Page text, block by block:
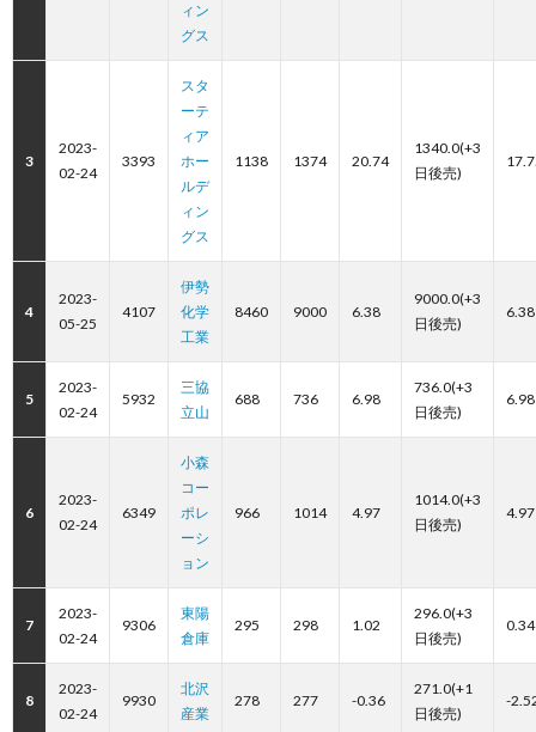
ィン
グス
3
2023-
02-24
3393
スタ
ーテ
ィア
ホー
ルデ
ィン
グス
1138 1374 20.74
1340.0(+3
日後売)
4
2023-
05-25
4107
伊勢
化学
工業
8460 9000 6.38
9000.0(+3
日後売)
6.38
5
2023-
02-24
5932
三協
立山
688 736 6.98
736.0(+3
日後売)
6.98
6
2023-
02-24
6349
小森
コー
ポレ
ーシ
ョン
966 1014 4.97
1014.0(+3
日後売)
4.97
7
2023-
02-24
9306
東陽
倉庫
295 298 1.02
296.0(+3
日後売)
0.34
8
2023-
02-24
9930
北沢
産業
278 277 -0.36
271.0(+1
日後売)
-